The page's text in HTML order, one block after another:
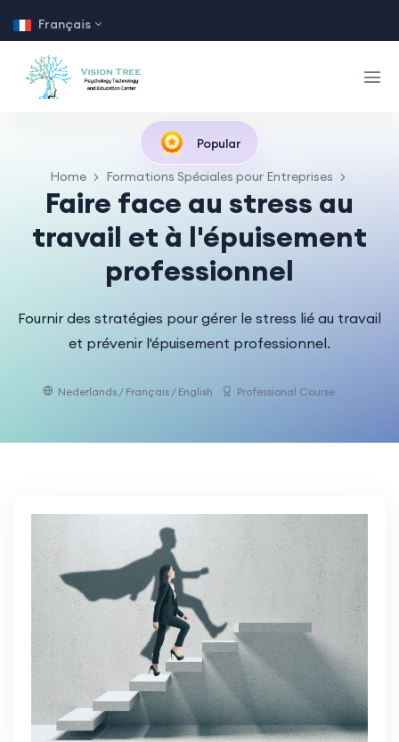
Français
Popular
Home Formations Spéciales pour Entreprises
Faire face au stress au
travail et à l'épuisement
professionnel
Fournir des stratégies pour gérer le stress lié au travail
et prévenir l'épuisement professionnel.
Nederlands / Français / English Professional Course